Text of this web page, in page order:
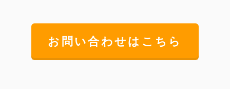
お問い合わせはこちら